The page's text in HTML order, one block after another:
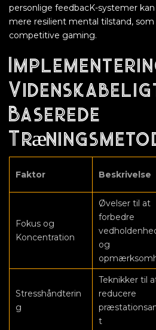
personlige feedbacK-systemer
mere resilient mental tilstand,
competitive gaming.
Baserede
Faktor Beskrivelse
Fokus og
Koncentration
Øvelser til at
forbedre
og
Stresshåndterin
g
Teknikker til
reducere
t